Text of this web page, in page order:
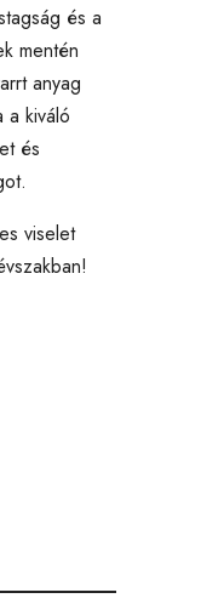
és a
mentén
anyag
a kiváló
és
viselet